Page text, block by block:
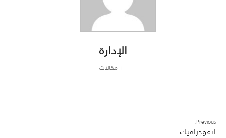
الإدارة
+ مقالات
Previous:
انفوجرافيك